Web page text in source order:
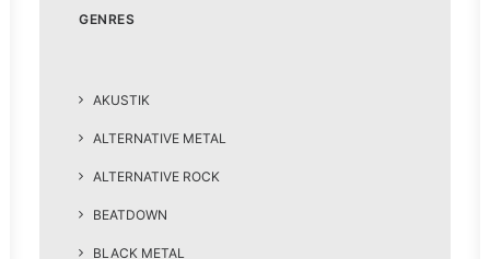
GENRES
AKUSTIK
ALTERNATIVE METAL
ALTERNATIVE ROCK
BEATDOWN
BLACK METAL